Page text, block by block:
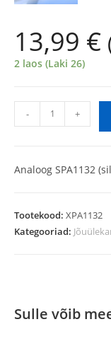
13,99 €
2 laos (Laki 26)
- +
Analoog SPA1132
Tootekood: XPA1132
Kategooriad:
Sulle võib